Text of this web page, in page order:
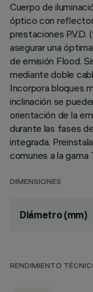
Cuerpo de
óptico con reflector
prestaciones
asegurar una
de emisión Flood.
mediante doble
Incorpora bloques
inclinación se
orientación de la
durante las fases
integrada.
comunes a la gama
DIMENSIONES
Diámetro (mm)
RENDIMIENTO